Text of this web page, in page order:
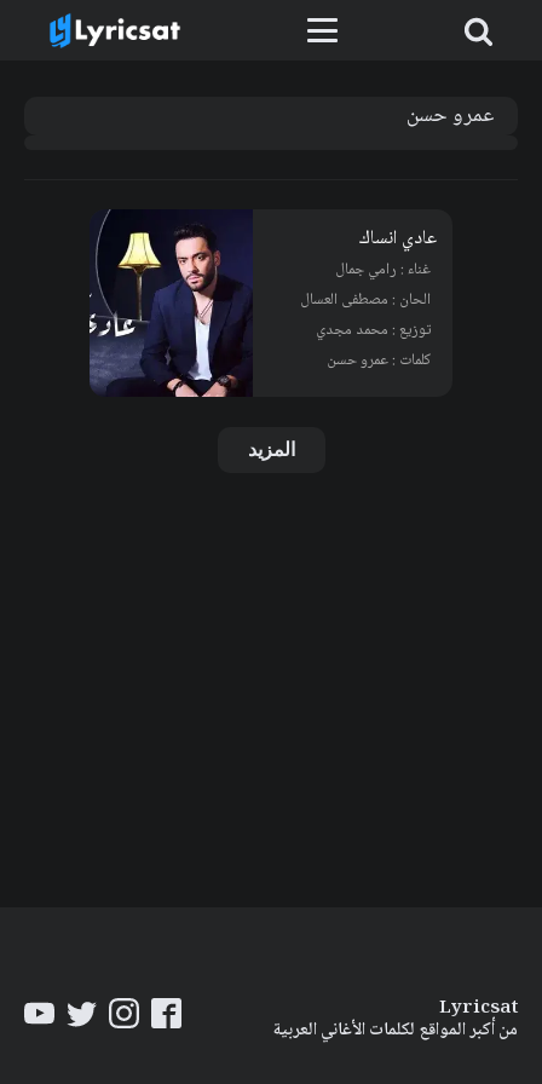
عمرو حسن
عادي انساك
غناء : رامي جمال
الحان : مصطفى العسال
توزيع : محمد مجدي
كلمات : عمرو حسن
المزيد
Lyricsat
من أكبر المواقع لكلمات الأغاني العربية